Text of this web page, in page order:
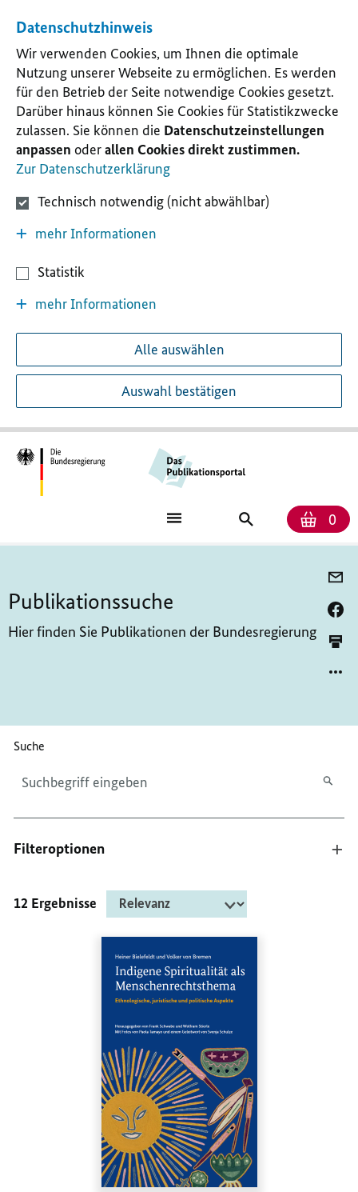
Datenschutzhinweis
Wir verwenden Cookies, um Ihnen die optimale
Nutzung unserer Webseite zu ermöglichen. Es werden
für den Betrieb der Seite notwendige Cookies gesetzt.
Darüber hinaus können Sie Cookies für Statistikzwecke
zulassen. Sie können die Datenschutzeinstellungen
anpassen oderallen Cookies direkt zustimmen.
Zur Datenschutzerklärung
Technisch notwendig (nicht abwählbar)
mehr Informationen
Statistik
mehr Informationen
Alle auswählen
Auswahl bestätigen
0
Publikationssuche
Hier finden Sie Publikationen der Bundesregierung
Suche
Filteroptionen
12 Ergebnisse